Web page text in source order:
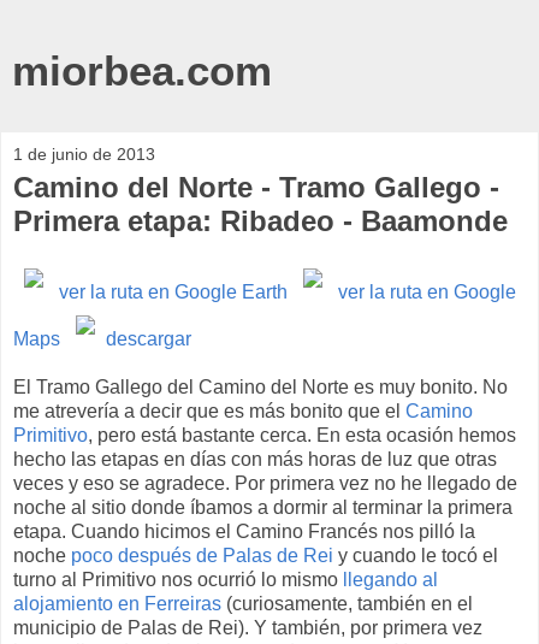
miorbea.com
1 de junio de 2013
Camino del Norte - Tramo Gallego -
Primera etapa: Ribadeo - Baamonde
ver la ruta en Google Earth ver la ruta en Google
Maps descargar
El Tramo Gallego del Camino del Norte es muy bonito. No
me atrevería a decir que es más bonito que el Camino
Primitivo, pero está bastante cerca. En esta ocasión hemos
hecho las etapas en días con más horas de luz que otras
veces y eso se agradece. Por primera vez no he llegado de
noche al sitio donde íbamos a dormir al terminar la primera
etapa. Cuando hicimos el Camino Francés nos pilló la
noche poco después de Palas de Rei y cuando le tocó el
turno al Primitivo nos ocurrió lo mismo
llegando al
alojamiento en Ferreiras (curiosamente, también en el
municipio de Palas de Rei). Y también, por primera vez